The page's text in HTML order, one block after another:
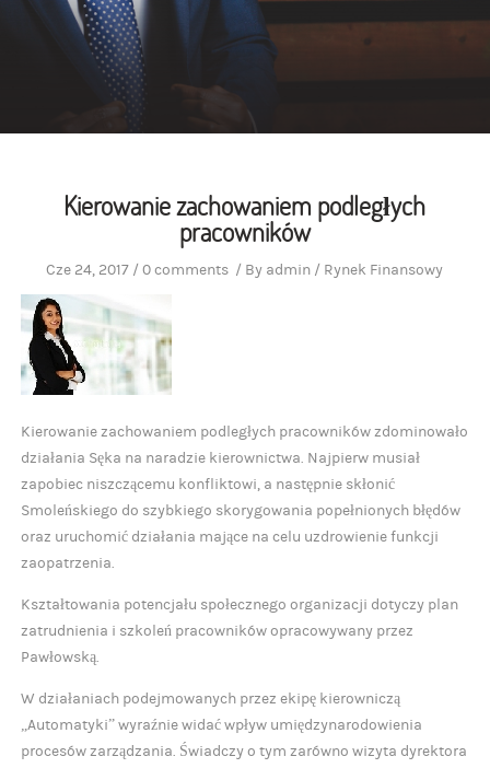
Kierowanie zachowaniem podległych
pracowników
Cze 24, 2017 /0 comments / By admin / Rynek Finansowy
Kierowanie zachowaniem podległych pracowników zdominowało
działania Sęka na naradzie kierownictwa. Najpierw musiał
zapobiec niszczącemu konfliktowi, a następnie skłonić
Smoleńskiego do szybkiego skorygowania popełnionych błędów
oraz uruchomić działania mające na celu uzdrowienie funkcji
zaopatrzenia.
Kształtowania potencjału społecznego organizacji dotyczy plan
zatrudnienia i szkoleń pracowników opracowywany przez
Pawłowską.
W działaniach podejmowanych przez ekipę kierowniczą
„Automatyki” wyraźnie widać wpływ umiędzynarodowienia
procesów zarządzania. Świadczy o tym zarówno wizyta dyrektora